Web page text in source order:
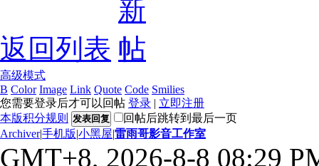
返回列表
高级模式
B Color Image Link Quote Code Smilies
您需要登录后才可以回帖 登录 | 立即注册
本版积分规则
发表回复
回帖后跳转到最后一页
Archiver|手机版|小黑屋|雷雨哥影音工作室
GMT+8, 2026-8-8 08:29